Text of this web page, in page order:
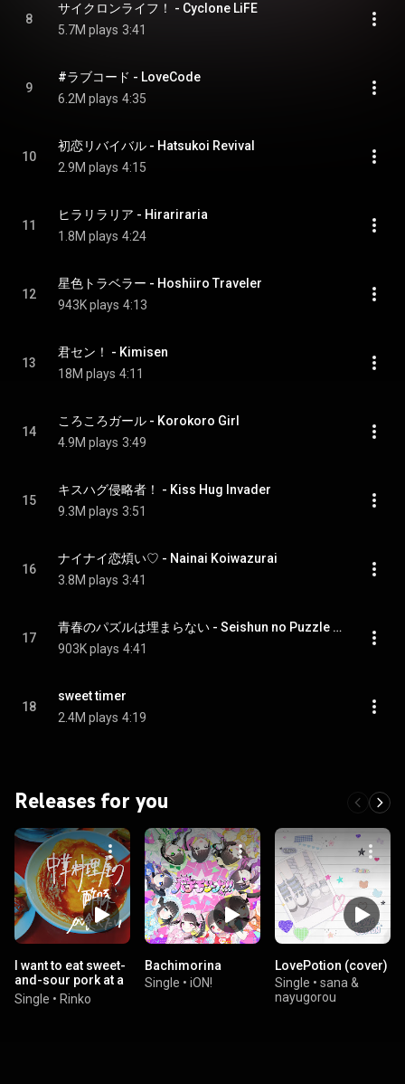
8
サイクロンライフ！ - Cyclone LiFE
5.7M plays 3:41
9
#ラブコード - LoveCode
6.2M plays 4:35
10
初恋リバイバル - Hatsukoi Revival
2.9M plays 4:15
11
ヒラリラリア - Hirariraria
1.8M plays 4:24
12
星色トラベラー - Hoshiiro Traveler
943K plays 4:13
13
君セン！ - Kimisen
18M plays 4:11
14
ころころガール - Korokoro Girl
4.9M plays 3:49
15
キスハグ侵略者！ - Kiss Hug Invader
9.3M plays 3:51
16
ナイナイ恋煩い♡ - Nainai Koiwazurai
3.8M plays 3:41
17
青春のパズルは埋まらない - Seishun no Puzzle ha Umaranai
903K plays 4:41
18
sweet timer
2.4M plays 4:19
Releases for you
I want to eat sweet-
and-sour pork at a
Chinese restaurant
(Sped Up Ver.)
Single • Rinko
Bachimorina
Single • iON!
LovePotion (cover)
Single • sana &
nayugorou